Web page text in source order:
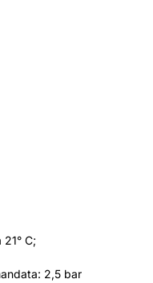
C;
2,5 bar